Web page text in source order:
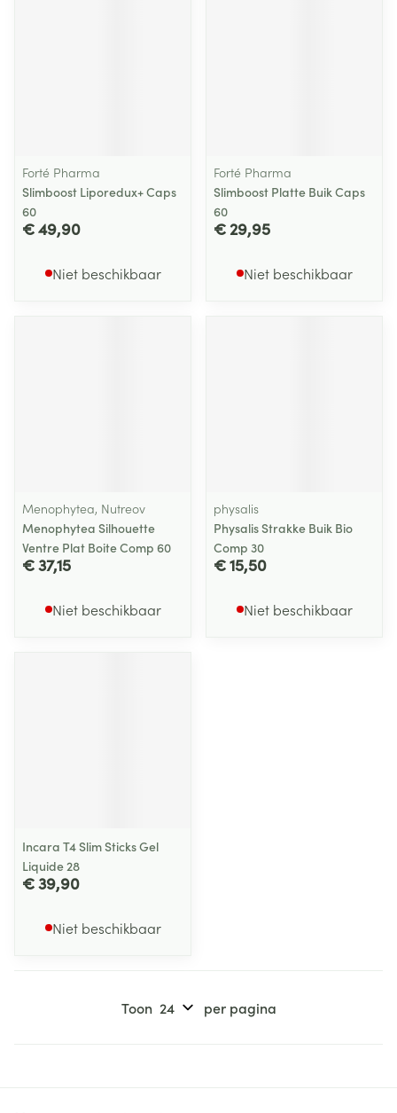
Forté Pharma
Slimboost Liporedux+ Caps
60
€ 49,90
Niet beschikbaar
Forté Pharma
Slimboost Platte Buik Caps
60
€ 29,95
Niet beschikbaar
Menophytea, Nutreov
Menophytea Silhouette
Ventre Plat Boite Comp 60
€ 37,15
Niet beschikbaar
physalis
Physalis Strakke Buik Bio
Comp 30
€ 15,50
Niet beschikbaar
Incara T4 Slim Sticks Gel
Liquide 28
€ 39,90
Niet beschikbaar
Toon per pagina